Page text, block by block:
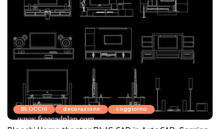
BLOCCHI decorazione soggiorno